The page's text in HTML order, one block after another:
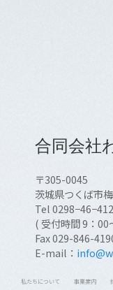
合同会社
〒305-0045
茨城県つくば市
Tel
( 受付時間 9：00
Fax 029-846-
E-mail：
私たちについて 事業案内